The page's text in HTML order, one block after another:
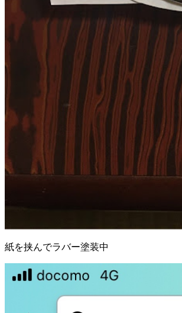
紙を挟んでラバー塗装中